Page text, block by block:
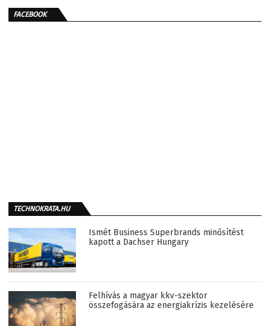
FACEBOOK
TECHNOKRATA.HU
Ismét Business Superbrands minősítést
kapott a Dachser Hungary
Felhívás a magyar kkv-szektor
összefogására az energiakrízis kezelésére